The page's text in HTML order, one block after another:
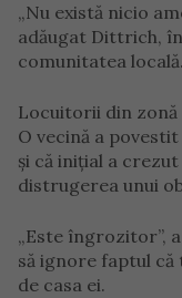
„Nu există nicio
adăugat Dittrich,
comunitatea locală.
Locuitorii din
O vecină a
și că inițial a
distrugerea unui
„Este îngrozitor”,
să ignore faptul
de casa ei.